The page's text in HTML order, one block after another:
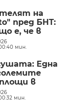
на
пред БНТ:
е, че в
хората пеят
на моите
мин.
Една
в
столица
изгоряла
мин.